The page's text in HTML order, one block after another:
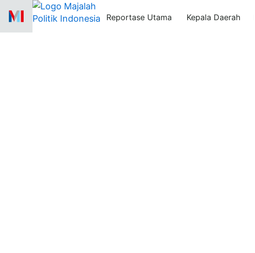
content
Reportase Utama Kepala Daerah